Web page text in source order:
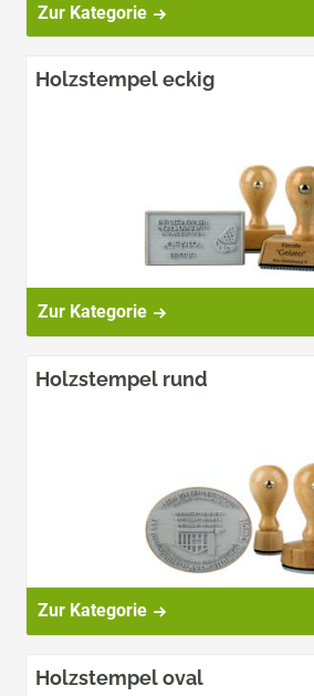
Zur Kategorie
Holzstempel eckig
Zur Kategorie
Holzstempel rund
Zur Kategorie
Holzstempel oval